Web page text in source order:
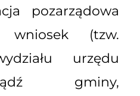
pozarządowa
wniosek (tzw.
urzędu
gminy,